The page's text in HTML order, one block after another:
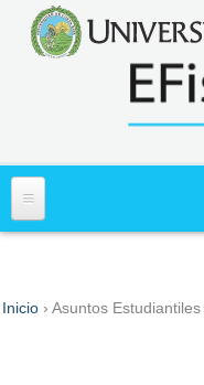
Inicio › Asuntos Estudiantiles